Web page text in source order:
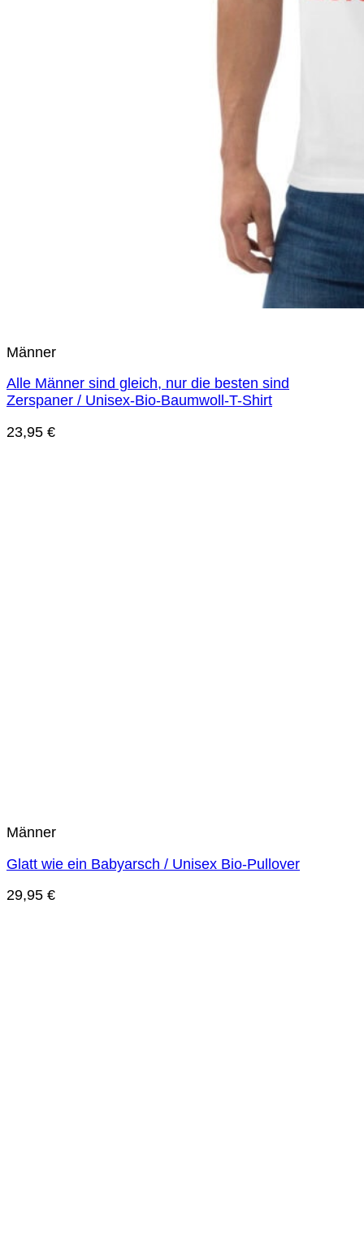
Männer
Alle Männer sind gleich, nur die besten sind
Zerspaner / Unisex-Bio-Baumwoll-T-Shirt
23,95 €
Männer
Glatt wie ein Babyarsch / Unisex Bio-Pullover
29,95 €